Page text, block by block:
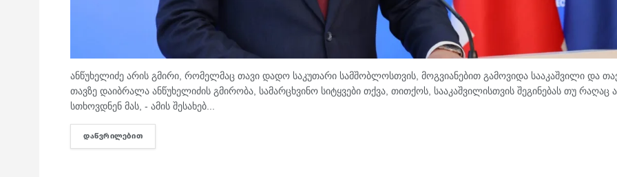
ანწუხელიძე არის გმირი, რომელმაც თავი დადო საკუთარი სამშობლოსთვის, მოგვიანებით გამოვიდა სააკაშვილი და
თავზე დაიბრალა ანწუხელიძის გმირობა, სამარცხვინო სიტყვები თქვა, თითქოს, სააკაშვილისთვის შეგინებას თუ რაღაც
სთხოვდნენ მას, - ამის შესახებ...
ᲓᲐᲬᲕᲠᲘᲚᲔᲑᲘᲗ